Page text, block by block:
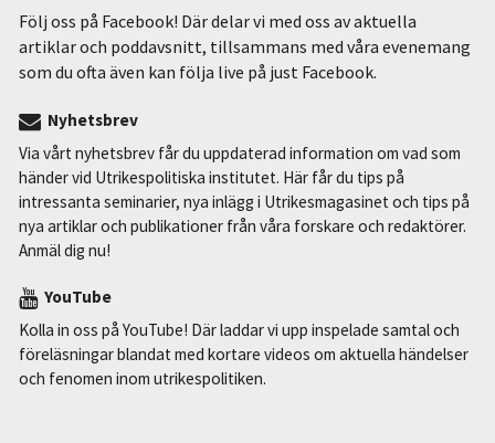
Följ oss på Facebook! Där delar vi med oss av aktuella
artiklar och poddavsnitt, tillsammans med våra evenemang
som du ofta även kan följa live på just Facebook.
Nyhetsbrev
Via vårt nyhetsbrev får du uppdaterad information om vad som
händer vid Utrikespolitiska institutet. Här får du tips på
intressanta seminarier, nya inlägg i Utrikesmagasinet och tips på
nya artiklar och publikationer från våra forskare och redaktörer.
Anmäl dig nu!
YouTube
Kolla in oss på YouTube! Där laddar vi upp inspelade samtal och
föreläsningar blandat med kortare videos om aktuella händelser
och fenomen inom utrikespolitiken.